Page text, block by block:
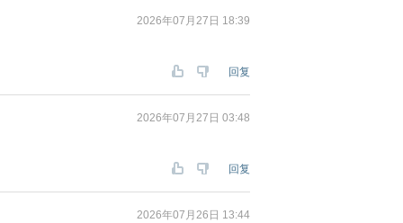
2026年07月27日 18:39
回复
2026年07月27日 03:48
回复
2026年07月26日 13:44